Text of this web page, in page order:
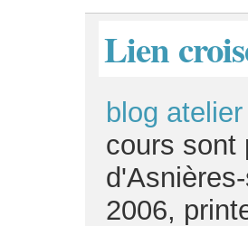
Lien
blog
cours sont
2006,